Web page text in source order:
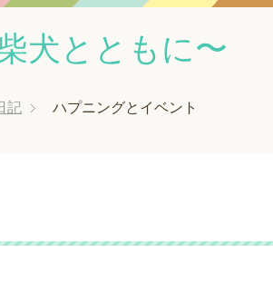
犬とともに〜
記 ハプニングとイベント